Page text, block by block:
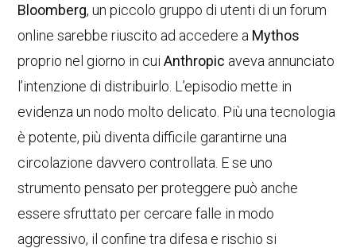
Bloomberg, un piccolo gruppo di utenti di un forum
online sarebbe riuscito ad accedere a Mythos
proprio nel giorno in cuiAnthropic aveva annunciato
l’intenzione di distribuirlo. L’episodio mette in
evidenza un nodo molto delicato. Più una tecnologia
è potente, più diventa difficile garantirne una
circolazione davvero controllata. E se uno
strumento pensato per proteggere può anche
essere sfruttato per cercare falle in modo
aggressivo, il confine tra difesa e rischio si